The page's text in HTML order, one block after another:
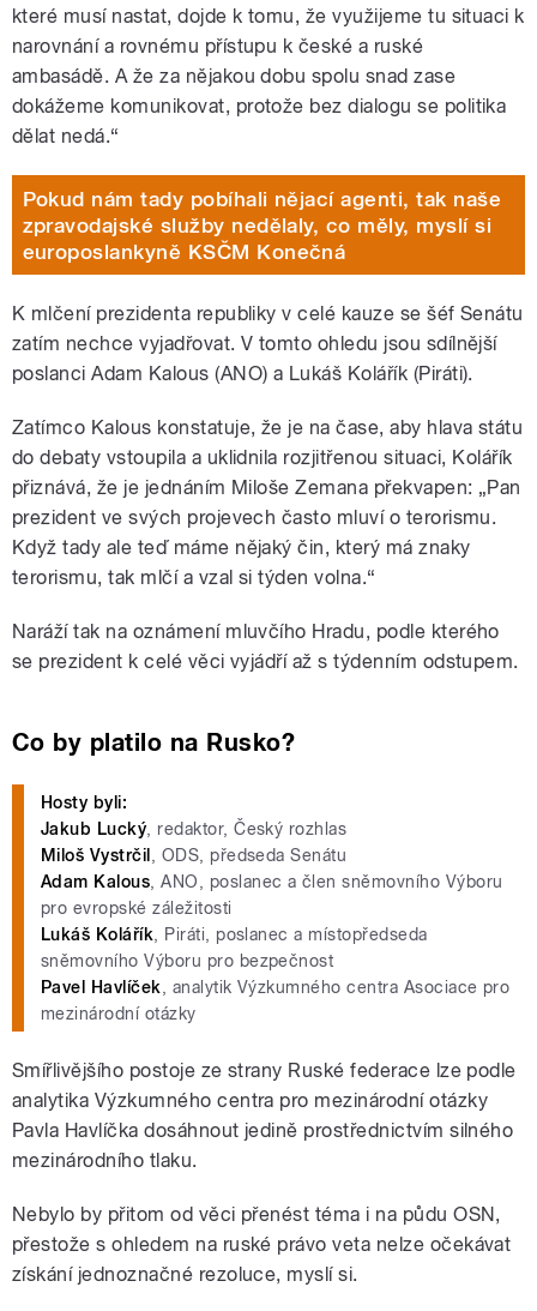
které musí nastat, dojde k tomu, že využijeme tu situaci k
narovnání a rovnému přístupu k české a ruské
ambasádě. A že za nějakou dobu spolu snad zase
dokážeme komunikovat, protože bez dialogu se politika
dělat nedá.“
Pokud nám tady pobíhali nějací agenti, tak naše
zpravodajské služby nedělaly, co měly, myslí si
europoslankyně KSČM Konečná
K mlčení prezidenta republiky v celé kauze se šéf Senátu
zatím nechce vyjadřovat. V tomto ohledu jsou sdílnější
poslanci Adam Kalous (ANO) a Lukáš Kolářík (Piráti).
Zatímco Kalous konstatuje, že je na čase, aby hlava státu
do debaty vstoupila a uklidnila rozjitřenou situaci, Kolářík
přiznává, že je jednáním Miloše Zemana překvapen: „Pan
prezident ve svých projevech často mluví o terorismu.
Když tady ale teď máme nějaký čin, který má znaky
terorismu, tak mlčí a vzal si týden volna.“
Naráží tak na oznámení mluvčího Hradu, podle kterého
se prezident k celé věci vyjádří až s týdenním odstupem.
Co by platilo na Rusko?
Hosty byli:
Jakub Lucký, redaktor, Český rozhlas
Miloš Vystrčil , ODS, předseda Senátu
Adam Kalous, ANO, poslanec a člen sněmovního Výboru
pro evropské záležitosti
Lukáš Kolářík, Piráti, poslanec a místopředseda
sněmovního Výboru pro bezpečnost
Pavel Havlíček, analytik Výzkumného centra Asociace pro
mezinárodní otázky
Smířlivějšího postoje ze strany Ruské federace lze podle
analytika Výzkumného centra pro mezinárodní otázky
Pavla Havlíčka dosáhnout jedině prostřednictvím silného
mezinárodního tlaku.
Nebylo by přitom od věci přenést téma i na půdu OSN,
přestože s ohledem na ruské právo veta nelze očekávat
získání jednoznačné rezoluce, myslí si.